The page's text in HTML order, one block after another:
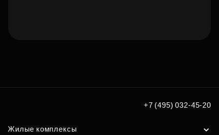
+7 (495) 032-45-20
Жилые комплексы